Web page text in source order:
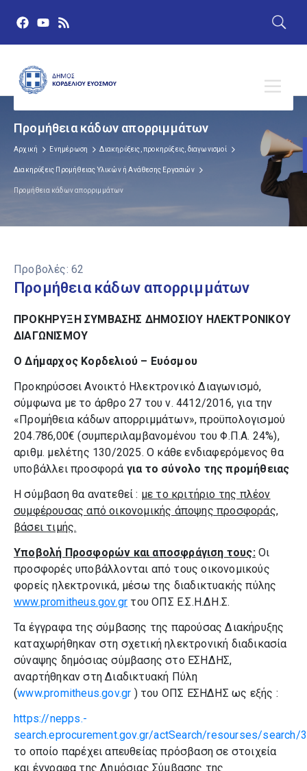
Προμήθεια κάδων απορριμμάτων
Αρχική Ενημέρωση Διακηρύξεις, προκηρύξεις, διαγωνισμοί
Διακηρύξεις Προμήθειας Υλικών ή Ανάθεσης Εργασιών
Προμήθεια κάδων απορριμμάτων
Προβολές: 62
Προμήθεια κάδων απορριμμάτων
ΠΡΟΚΗΡΥΞΗ ΣΥΜΒΑΣΗΣ ΔΗΜΟΣΙΟΥ ΗΛΕΚΤΡΟΝΙΚΟΥ
ΔΙΑΓΩΝΙΣΜΟΥ
Ο Δήμαρχος Κορδελιού – Ευόσμου
Προκηρύσσει Ανοικτό Ηλεκτρονικό Διαγωνισμό,
σύμφωνα με το άρθρο 27 του ν. 4412/2016, για την
«Προμήθεια κάδων απορριμμάτων», προϋπολογισμού
204.786,00€ (συμπεριλαμβανομένου του Φ.Π.Α. 24%),
αριθμ. μελέτης 130/2025. Ο κάθε ενδιαφερόμενος θα
υποβάλλει προσφορά για το σύνολο της προμήθειας
Η σύμβαση θα ανατεθεί : με το κριτήριο της πλέον
συμφέρουσας από οικονομικής άποψης προσφοράς,
βάσει τιμής.
Υποβολή Προσφορών και αποσφράγιση τους:Οι
προσφορές υποβάλλονται από τους οικονομικούς
φορείς ηλεκτρονικά, μέσω της διαδικτυακής πύλης
www.promitheus.gov.gr του ΟΠΣ Ε.Σ.Η.ΔΗ.Σ.
Τα έγγραφα της σύμβασης της παρούσας Διακήρυξης
καταχωρήθηκαν στη σχετική ηλεκτρονική διαδικασία
σύναψης δημόσιας σύμβασης στο ΕΣΗΔΗΣ,
αναρτήθηκαν στη Διαδικτυακή Πύλη
(www.promitheus.gov.gr ) του ΟΠΣ ΕΣΗΔΗΣ ως εξής :
https://nepps.-
search.eprocurement.gov.gr/actSearch/resourses/search/
το οποίο παρέχει απευθείας πρόσβαση σε στοιχεία
και έγγραφα της Δημόσιας Σύμβασης της